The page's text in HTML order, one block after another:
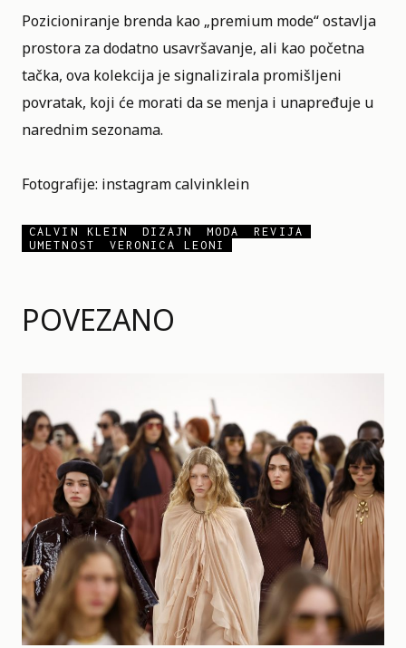
POVEZANO
Pozicioniranje brenda kao „premium mode“ ostavlja
prostora za dodatno usavršavanje, ali kao početna
tačka, ova kolekcija je signalizirala promišljeni
povratak, koji će morati da se menja i unapređuje u
narednim sezonama.
Fotografije: instagramcalvinklein
CALVIN KLEIN DIZAJN MODA
REVIJA
UMETNOST
VERONICA LEONI